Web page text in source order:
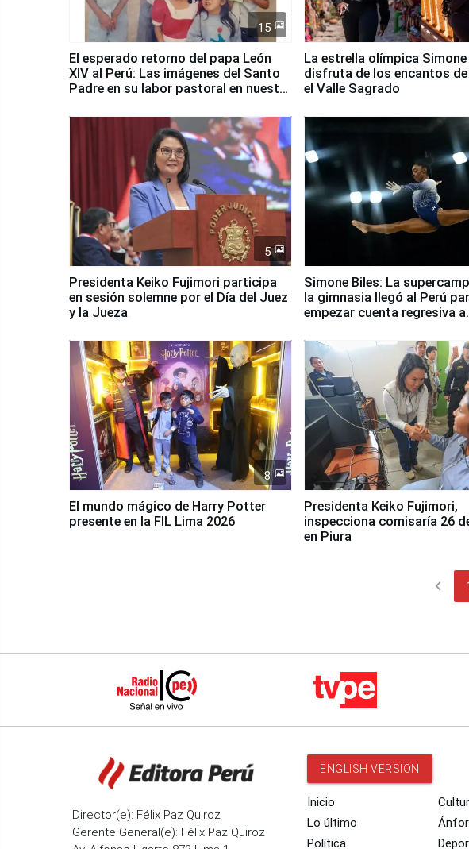
15
El esperado retorno del papa León
XIV al Perú: Las imágenes del Santo
Padre en su labor pastoral en nuestro
La estrella olímpica Simone
disfruta de los encantos
el Valle Sagrado
5
Presidenta Keiko Fujimori participa
en sesión solemne por el Día del Juez
y la Jueza
Simone Biles: La
la gimnasia llegó al Perú
empezar cuenta regresiva a
8
El mundo mágico de Harry Potter
presente en la FIL Lima 2026
Presidenta Keiko Fujimori,
inspecciona comisaría 26
en Piura
chevron_left
Director(e): Félix Paz Quiroz
Gerente General(e): Félix Paz Quiroz
ENGLISH VERSION
Inicio
Lo último
Política